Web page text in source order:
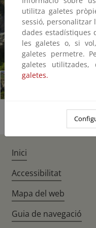
utilitza galetes
sessió, personalitzar
dades estadístiques
les galetes o, si
galetes permetre.
galetes
galetes.
Inici
Accessibilitat
Mapa del web
Guia de navegació